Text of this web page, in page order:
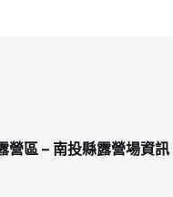
營區 – 南投縣露營場資訊